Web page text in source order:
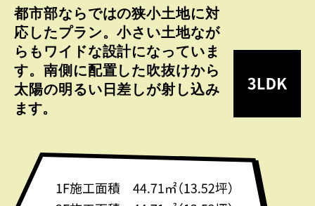
都市部ならではの狭小土地に対
応したプラン。小さい土地なが
らもワイドな設計になっていま
す。南側に配置した吹抜けから
太陽の明るい日差しが射し込み
ます。